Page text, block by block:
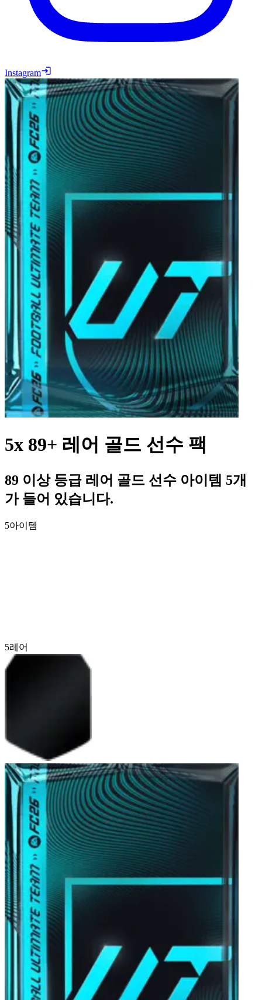
Instagram
5x 89+ 레어 골드 선수 팩
89 이상 등급 레어 골드 선수 아이템 5개
가 들어 있습니다.
5아이템
5레어